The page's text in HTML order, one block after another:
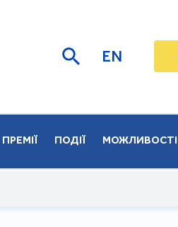
EN
ПРЕМІЇ ПОДІЇ МОЖЛИВОСТІ